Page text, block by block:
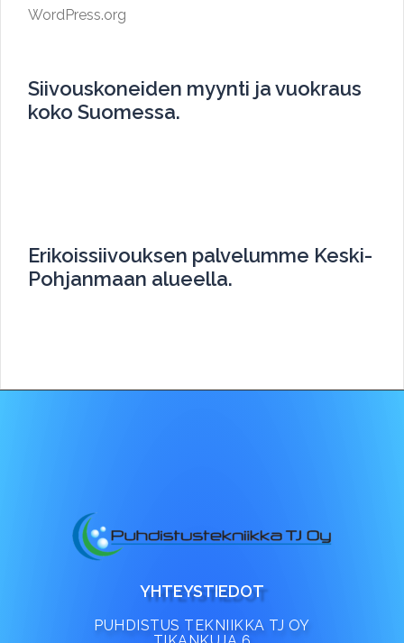
WordPress.org
Siivouskoneiden myynti ja vuokraus
koko Suomessa.
Erikoissiivouksen palvelumme Keski-
Pohjanmaan alueella.
YHTEYSTIEDOT
PUHDISTUS TEKNIIKKA TJ OY